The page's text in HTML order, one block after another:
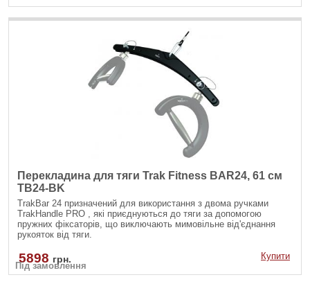
Перекладина для тяги Trak Fitness BAR24, 61 см
TB24-BK
TrakBar 24 призначений для використання з двома ручками
TrakHandle PRO , які приєднуються до тяги за допомогою
пружних фіксаторів, що виключають мимовільне від'єднання
рукояток від тяги.
5898 грн.
Купити
Під замовлення